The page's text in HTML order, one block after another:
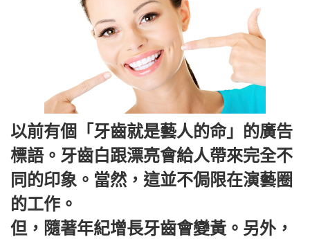
以前有個「牙齒就是藝人的命」的廣告
標語。牙齒白跟漂亮會給人帶來完全不
同的印象。當然，這並不侷限在演藝圈
的工作。
但，隨著年紀增長牙齒會變黃。另外，